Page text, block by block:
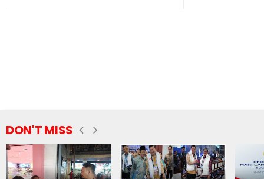
DON'T MISS